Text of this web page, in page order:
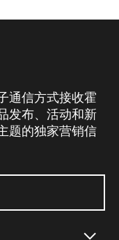
通信方式接收霍
发布、活动和新
题的独家营销信